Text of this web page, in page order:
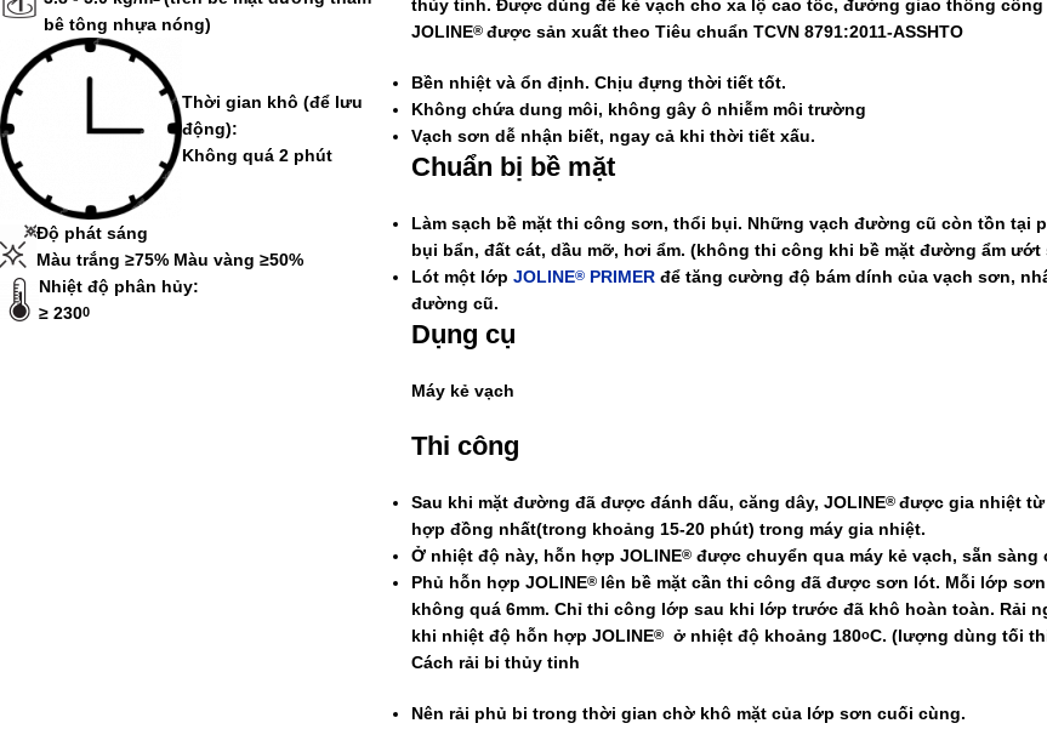
bê tông nhựa nóng)
Thời gian khô (để lưu
động):
Không quá 2 phút
Độ phát sáng
Màu trắng ≥75% Màu vàng ≥50%
Nhiệt độ phân hủy:
≥ 2300
thủy tinh. Được dùng để kẻ vạch cho xa lộ cao tốc, đường giao thông
JOLINE® được sản xuất theo Tiêu chuẩn TCVN 8791:2011-ASSHTO
Bền nhiệt và ổn định. Chịu đựng thời tiết tốt.
Không chứa dung môi, không gây ô nhiễm môi trường
Vạch sơn dễ nhận biết, ngay cả khi thời tiết xấu.
Chuẩn bị bề mặt
Làm sạch bề mặt thi công sơn, thổi bụi. Những vạch đường cũ còn tồn tại
bụi bẩn, đất cát, dầu mỡ, hơi ẩm. (không thi công khi bề mặt đường ẩm
Lót một lớpJOLINE® PRIMER để tăng cường độ bám dính của vạch sơn,
đường cũ.
Dụng cụ
Máy kẻ vạch
Thi công
Sau khi mặt đường đã được đánh dấu, căng dây,JOLINE®được gia nhiệt từ
hợp đồng nhất(trong khoảng 15-20 phút) trong máy gia nhiệt.
Ở nhiệt độ này, hỗn hợpJOLINE® được chuyển qua máy kẻ vạch, sẵn sàng
Phủ hỗn hợpJOLINE® lên bề mặt cần thi công đã được sơn lót. Mỗi lớp
không quá 6mm. Chỉ thi công lớp sau khi lớp trước đã khô hoàn toàn. Rải
khi nhiệt độ hỗn hợpJOLINE® ở nhiệt độ khoảng 180oC. (lượng dùng tối
Cách rải bi thủy tinh
Nên rải phủ bi trong thời gian chờ khô mặt của lớp sơn cuối cùng.